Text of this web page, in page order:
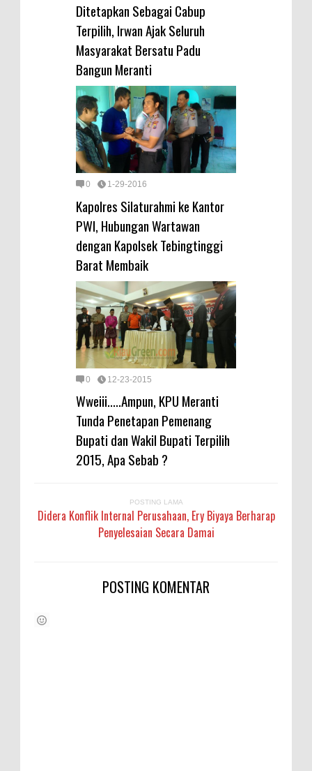
Ditetapkan Sebagai Cabup
Terpilih, Irwan Ajak Seluruh
Masyarakat Bersatu Padu
Bangun Meranti
0 1-29-2016
Kapolres Silaturahmi ke Kantor
PWI, Hubungan Wartawan
dengan Kapolsek Tebingtinggi
Barat Membaik
0 12-23-2015
Wweiii.....Ampun, KPU Meranti
Tunda Penetapan Pemenang
Bupati dan Wakil Bupati Terpilih
2015, Apa Sebab ?
POSTING LAMA
Didera Konflik Internal Perusahaan, Ery Biyaya Berharap
Penyelesaian Secara Damai
POSTING KOMENTAR